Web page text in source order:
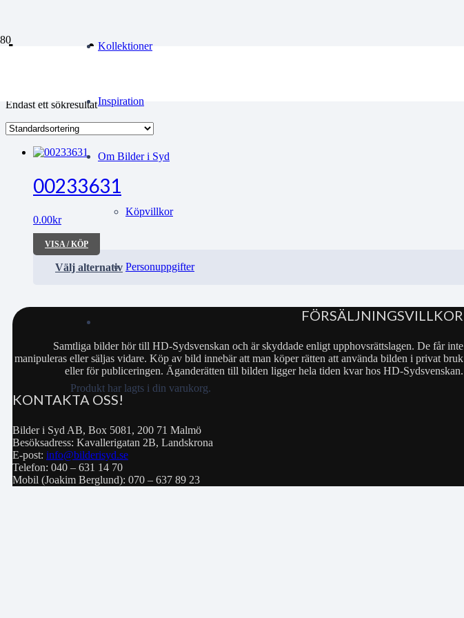
Kollektioner
Inspiration
Om Bilder i Syd
Köpvillkor
Personuppgifter
Produkt har lagts i din varukorg.
Lauring
Endast ett sökresultat
00233631
0.00kr
VISA / KÖP
Välj alternativ
FÖRSÄLJNINGSVILLKOR
Samtliga bilder hör till HD-Sydsvenskan och är skyddade enligt upphovsrättslagen. De får inte
manipuleras eller säljas vidare. Köp av bild innebär att man köper rätten att använda bilden i privat bruk
eller för publiceringen. Äganderätten till bilden ligger hela tiden kvar hos HD-Sydsvenskan.
KONTAKTA OSS!
Bilder i Syd AB, Box 5081, 200 71 Malmö
Besöksadress: Kavallerigatan 2B, Landskrona
E-post: info@bilderisyd.se
Telefon: 040 – 631 14 70
Mobil (Joakim Berglund): 070 – 637 89 23